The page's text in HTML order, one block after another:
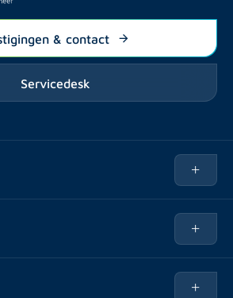
& contact
Servicedesk